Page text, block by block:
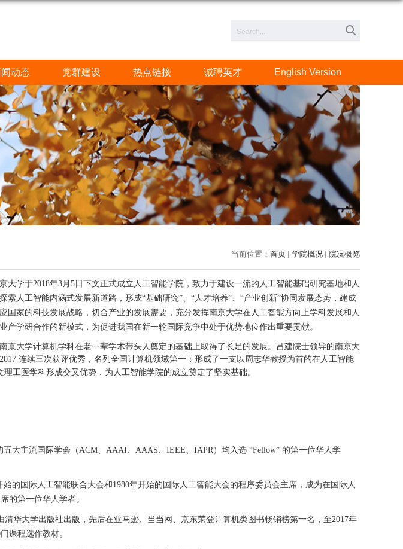
动态 党群建设 热点链接 诚聘英才 English Version
当前位置： 首页 学院概况 院况概览
大学于2018年3月5日下文正式成立人工智能学院，致力于建设一流的人工智能基础研究基地和人
人工智能内涵式发展新道路，形成“基础研究”、“人才培养”、“产业创新”协同发展态势，建成
国家的科技发展战略，切合产业的发展需要，充分发挥南京大学在人工智能方向上学科发展和人
产学研合作的新模式，为促进我国在新一轮国际竞争中处于优势地位作出重要贡献。
京大学计算机学科在老一辈学术带头人奠定的基础上取得了长足的发展。吕建院士领导的南京大
连续三次获评优秀，名列全国计算机领域第一；形成了一支以周志华教授为首的在人工智能
工医学科形成交叉优势，为人工智能学院的成立奠定了坚实基础。
五大主流国际学会（ACM、 AAAI、 AAAS、 IEEE、 IAPR）均入选 “Fellow” 的第一位华人学
始的国际人工智能联合大会和1980年开始的国际人工智能大会的程序委员会主席，成为在国际人
的第一位华人学者。
清华大学出版社出版，先后在亚马逊、当当网、京东荣登计算机类图书畅销榜第一名，至2017年
门课程选作教材。